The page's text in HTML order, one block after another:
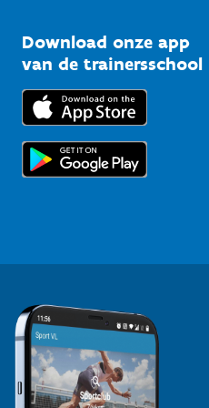
Bedrijven
Trainers en begeleiders
Topsporters
Kennisplatform
Downloads
Voor de pers
Download onze app
van de trainersschool